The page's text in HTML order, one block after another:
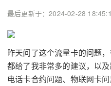
最后更新于：2024-02-28
昨天问了这个流量卡的问题
都给了我非常多的建议，以
电话卡合约问题、物联网卡